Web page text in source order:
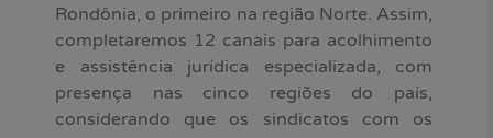
Rondônia, o primeiro na região Norte. Assim,
completaremos 12 canais para acolhimento
e assistência jurídica especializada, com
presença nas cinco regiões do país,
considerando que os sindicatos com os